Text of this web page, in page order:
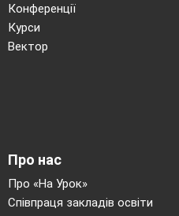
Конференції
Курси
Вектор
Про нас
Про «На Урок»
Співпраця закладів освіти